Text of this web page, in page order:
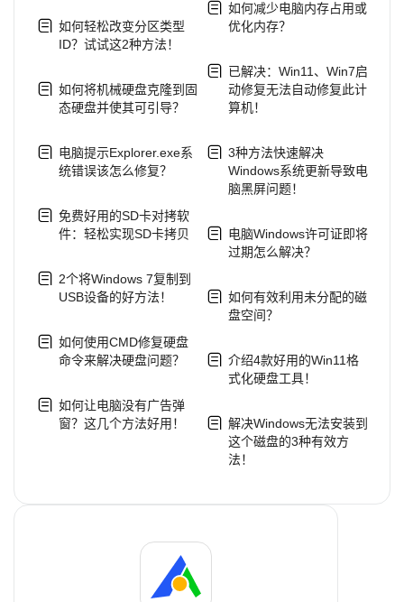
如何轻松改变分区类型
ID？试试这2种方法！
如何将机械硬盘克隆到固
态硬盘并使其可引导？
电脑提示Explorer.exe系
统错误该怎么修复？
免费好用的SD卡对拷软
件：轻松实现SD卡拷贝
2个将Windows 7复制到
USB设备的好方法！
如何使用CMD修复硬盘
命令来解决硬盘问题？
如何让电脑没有广告弹
窗？这几个方法好用！
如何减少电脑内存占用或
优化内存？
已解决：Win11、Win7启
动修复无法自动修复此计
算机！
3种方法快速解决
Windows系统更新导致电
脑黑屏问题！
电脑Windows许可证即将
过期怎么解决？
如何有效利用未分配的磁
盘空间？
介绍4款好用的Win11格
式化硬盘工具！
解决Windows无法安装到
这个磁盘的3种有效方
法！